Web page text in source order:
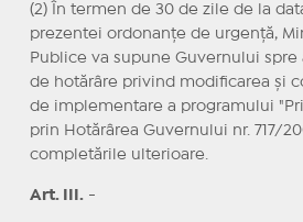
(2) În termen de 30 de zile de la
prezentei ordonanțe de urgență,
Publice va supune Guvernului spre
de hotărâre privind modificarea și
de implementare a programului
prin Hotărârea Guvernului nr. 717/
completările ulterioare.
Art. III.-